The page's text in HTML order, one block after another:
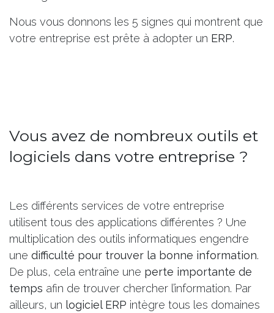
Nous vous donnons les 5 signes qui montrent que
votre entreprise est prête à adopter un ERP.
Vous avez de nombreux outils et
logiciels dans votre entreprise ?
Les différents services de votre entreprise
utilisent tous des applications différentes ? Une
multiplication des outils informatiques engendre
une difficulté pour trouver la bonne information.
De plus, cela entraîne une perte importante de
temps afin de trouver chercher l’information. Par
ailleurs, un logiciel ERP intègre tous les domaines